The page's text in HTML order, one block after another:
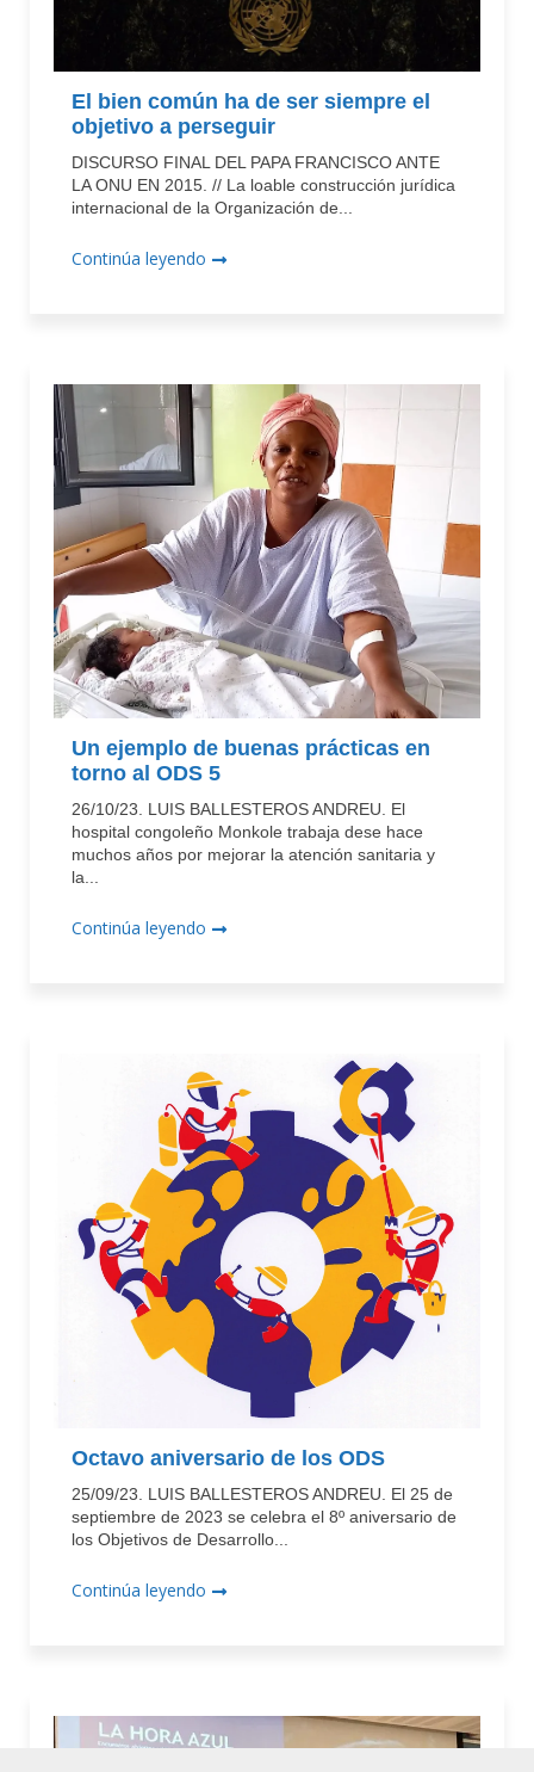
El bien común ha de ser siempre el
objetivo a perseguir
DISCURSO FINAL DEL PAPA FRANCISCO ANTE
LA ONU EN 2015. // La loable construcción jurídica
internacional de la Organización de...
Continúa leyendo
Un ejemplo de buenas prácticas en
torno al ODS 5
26/10/23. LUIS BALLESTEROS ANDREU. El
hospital congoleño Monkole trabaja dese hace
muchos años por mejorar la atención sanitaria y
la...
Continúa leyendo
Octavo aniversario de los ODS
25/09/23. LUIS BALLESTEROS ANDREU. El 25 de
septiembre de 2023 se celebra el 8º aniversario de
los Objetivos de Desarrollo...
Continúa leyendo